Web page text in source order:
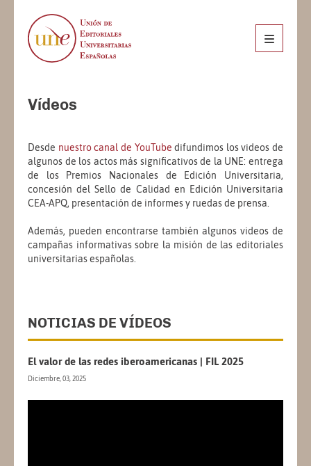
Vídeos
Desde nuestro canal de YouTube difundimos los videos de
algunos de los actos más significativos de la UNE: entrega
de los Premios Nacionales de Edición Universitaria,
concesión del Sello de Calidad en Edición Universitaria
CEA-APQ, presentación de informes y ruedas de prensa.
Además, pueden encontrarse también algunos videos de
campañas informativas sobre la misión de las editoriales
universitarias españolas.
NOTICIAS DE VÍDEOS
El valor de las redes iberoamericanas | FIL 2025
Diciembre, 03, 2025